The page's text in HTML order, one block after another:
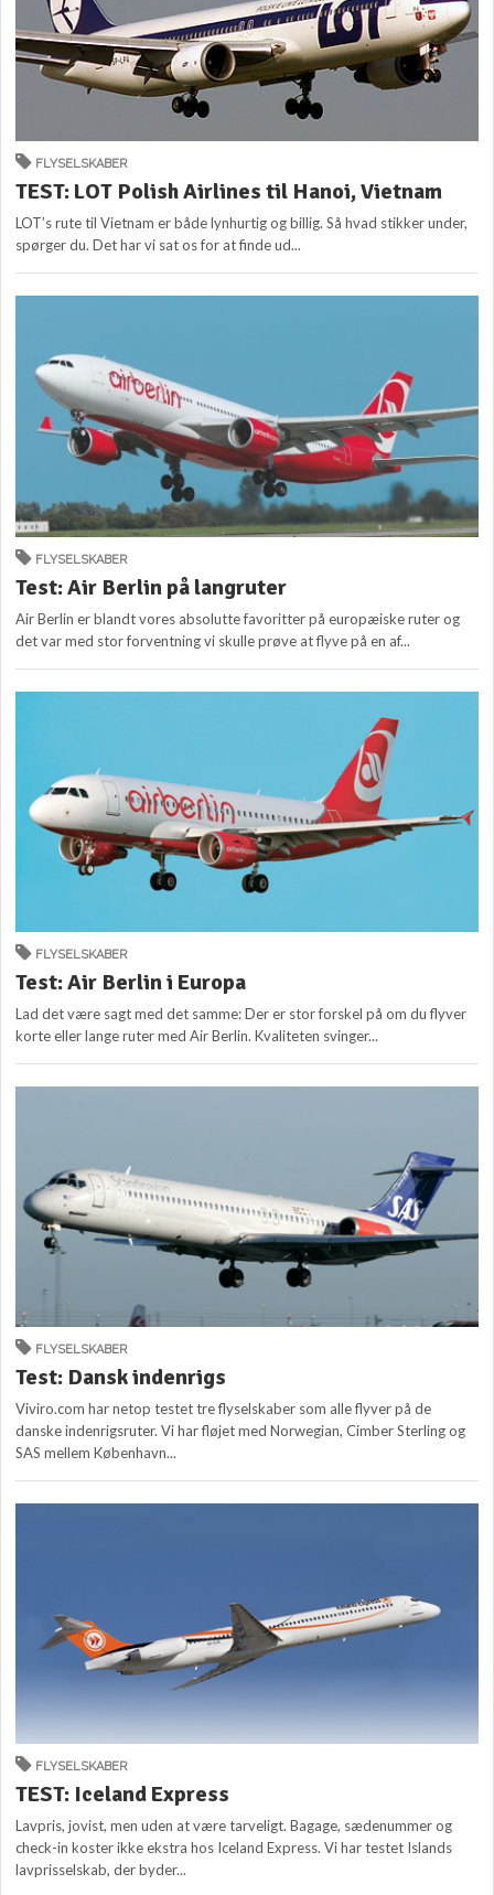
FLYSELSKABER
TEST: LOT Polish Airlines til Hanoi, Vietnam
LOT’s rute til Vietnam er både lynhurtig og billig. Så hvad stikker under,
spørger du. Det har vi sat os for at finde ud...
FLYSELSKABER
Test: Air Berlin på langruter
Air Berlin er blandt vores absolutte favoritter på europæiske ruter og
det var med stor forventning vi skulle prøve at flyve på en af...
FLYSELSKABER
Test: Air Berlin i Europa
Lad det være sagt med det samme: Der er stor forskel på om du flyver
korte eller lange ruter med Air Berlin. Kvaliteten svinger...
FLYSELSKABER
Test: Dansk indenrigs
Viviro.com har netop testet tre flyselskaber som alle flyver på de
danske indenrigsruter. Vi har fløjet med Norwegian, Cimber Sterling og
SAS mellem København...
FLYSELSKABER
TEST: Iceland Express
Lavpris, jovist, men uden at være tarveligt. Bagage, sædenummer og
check-in koster ikke ekstra hos Iceland Express. Vi har testet Islands
lavprisselskab, der byder...